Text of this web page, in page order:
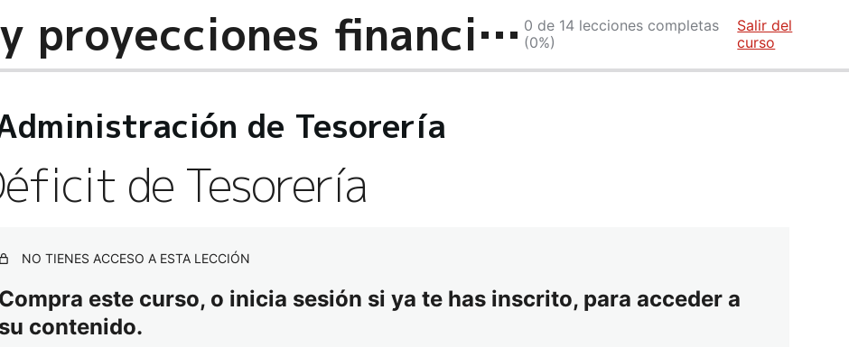
Flujo de caja y proyecciones financieras 0 de 14 lecciones completas
(0%)
Salir del
curso
de Tesorería
de Tesorería
NO TIENES ACCESO A ESTA LECCIÓN
Compra este curso, o inicia sesión si ya te has inscrito, para acceder a
su contenido.